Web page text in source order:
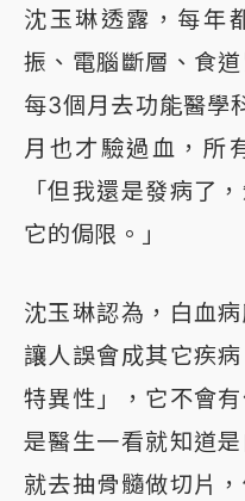
沈玉琳透露，每年
振、電腦斷層、食
每3個月去功能醫學
月也才驗過血，所
「但我還是發病了
它的侷限。」
沈玉琳認為，白血
讓人誤會成其它疾
特異性」，它不會
是醫生一看就知道
就去抽骨髓做切片